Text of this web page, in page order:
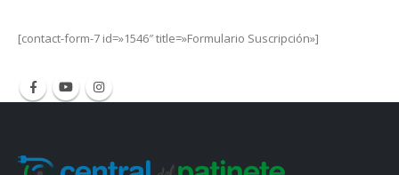
[contact-form-7 id=»1546″ title=»Formulario Suscripción»]